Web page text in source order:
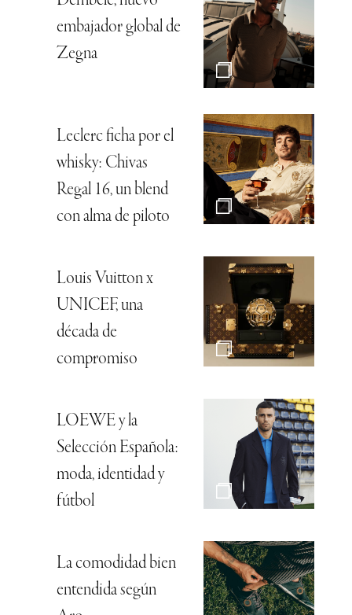
embajador global de
Zegna
Leclerc ficha por el
whisky: Chivas
Regal 16, un blend
con alma de piloto
Louis Vuitton x
UNICEF, una
década de
compromiso
LOEWE y la
Selección Española:
moda, identidad y
fútbol
La comodidad bien
entendida según